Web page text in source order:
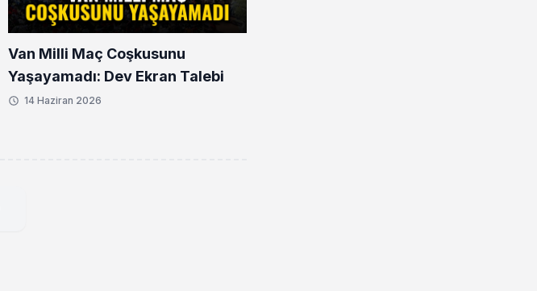
Van Milli Maç Coşkusunu
Yaşayamadı: Dev Ekran Talebi
14 Haziran 2026